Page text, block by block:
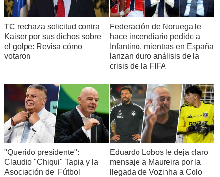
TC rechaza solicitud contra
Kaiser por sus dichos sobre
el golpe: Revisa cómo
votaron
Federación de Noruega le
hace incendiario pedido a
Infantino, mientras en España
lanzan duro análisis de la
crisis de la FIFA
"Querido presidente":
Claudio "Chiqui" Tapia y la
Asociación del Fútbol
Eduardo Lobos le deja claro
mensaje a Maureira por la
llegada de Vozinha a Colo